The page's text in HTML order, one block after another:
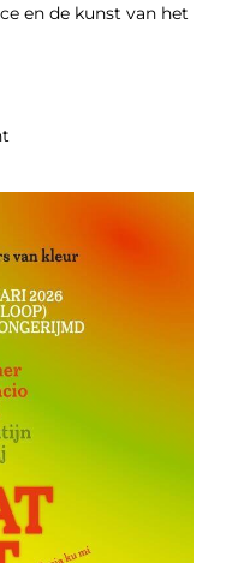
en de kunst van het